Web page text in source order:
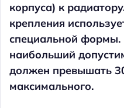
корпуса) к
крепления
специальной формы.
наибольший
должен превышать
максимального.